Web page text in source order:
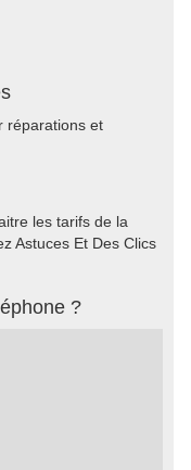
réparations et
les tarifs de la
Astuces Et Des Clics
?